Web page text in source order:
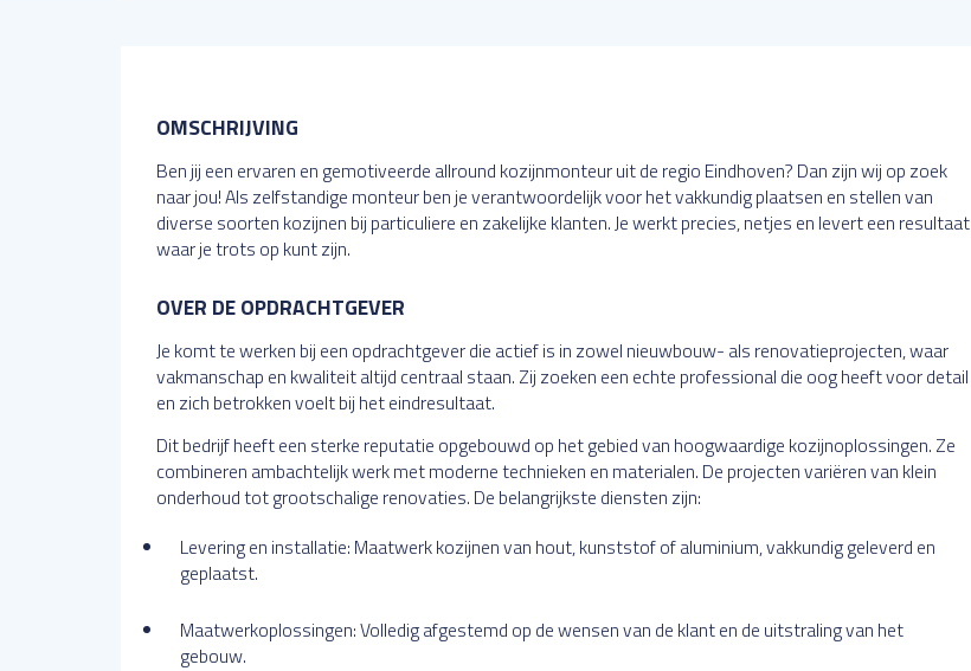
OMSCHRIJVING
Ben jij een ervaren en gemotiveerde allround kozijnmonteur uit de regio Eindhoven? Dan zijn wij op zoek
naar jou! Als zelfstandige monteur ben je verantwoordelijk voor het vakkundig plaatsen en stellen van
diverse soorten kozijnen bij particuliere en zakelijke klanten. Je werkt precies, netjes en levert een resultaat
waar je trots op kunt zijn.
OVER DE OPDRACHTGEVER
Je komt te werken bij een opdrachtgever die actief is in zowel nieuwbouw- als renovatieprojecten, waar
vakmanschap en kwaliteit altijd centraal staan. Zij zoeken een echte professional die oog heeft voor detail
en zich betrokken voelt bij het eindresultaat.
Dit bedrijf heeft een sterke reputatie opgebouwd op het gebied van hoogwaardige kozijnoplossingen. Ze
combineren ambachtelijk werk met moderne technieken en materialen. De projecten variëren van klein
onderhoud tot grootschalige renovaties. De belangrijkste diensten zijn:
Levering en installatie: Maatwerk kozijnen van hout, kunststof of aluminium, vakkundig geleverd en
geplaatst.
Maatwerkoplossingen: Volledig afgestemd op de wensen van de klant en de uitstraling van het
gebouw.